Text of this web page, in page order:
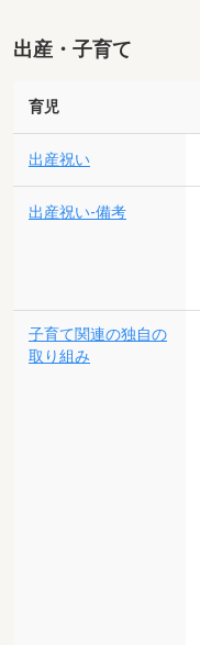
出産・子育て
育児
出産祝い
出産祝い-備考
子育て関連の独自の
取り組み